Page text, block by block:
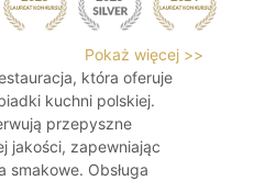
Pokaż więcej >>
która oferuje
kuchni polskiej.
przepyszne
jakości, zapewniając
smakowe. Obsługa